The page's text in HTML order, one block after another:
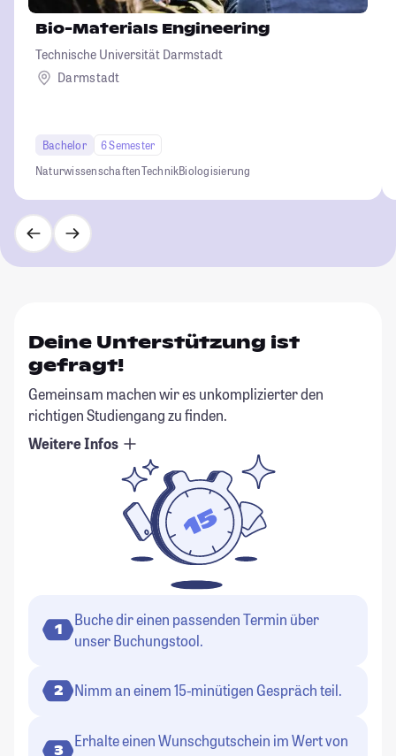
Bio-Materials Engineering
Technische Universität Darmstadt
Darmstadt
Bachelor
6 Semester
NaturwissenschaftenTechnikBiologisierung
Deine Unterstützung ist
gefragt!
Gemeinsam machen wir es unkomplizierter den
richtigen Studiengang zu finden.
Weitere Infos
1
Buche dir einen passenden Termin über
unser Buchungstool.
2 Nimm an einem 15-minütigen Gespräch teil.
3
Erhalte einen Wunschgutschein im Wert von